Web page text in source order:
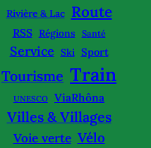
Rivière & Lac Route
RSS Régions Santé
Service Ski Sport
Tourisme Train
UNESCO ViaRhôna
Villes & Villages
Voie verte Vélo